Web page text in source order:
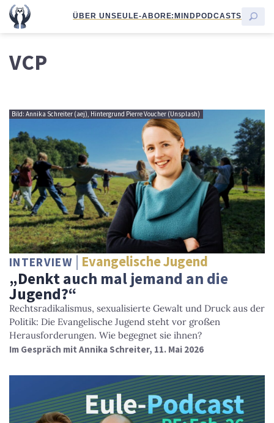
ÜBER UNSEULE-ABORE:MINDPODCASTS
VCP
Bild: Annika Schreiter (aej), Hintergrund Pierre Voucher (Unsplash)
INTERVIEW Evangelische Jugend
„Denkt auch mal jemand an die
Jugend?“
Rechtsradikalismus, sexualisierte Gewalt und Druck aus der
Politik: Die Evangelische Jugend steht vor großen
Herausforderungen. Wie begegnet sie ihnen?
Im Gespräch mit Annika Schreiter, 11. Mai 2026